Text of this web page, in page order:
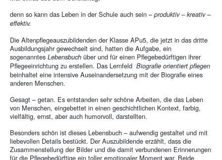
denn so kann das Leben in der Schule auch sein – produktiv – kreativ –
effektiv.
Die Altenpflegeauszubildenden der Klasse APu5, die jetzt in das dritte
Ausbildungsjahr gewechselt sind, hatten die Aufgabe, ein
sogenanntes Lebensbuch über und für einen Pflegebedürftigen ihrer
Pflegeeinrichtung zu erstellen. Das Lernfeld Biografie orientiert pflegen
beinhaltet eine intensive Auseinandersetzung mit der Biografie eines
anderen Menschen.
Gesagt – getan. Es entstanden sehr schöne Arbeiten, die das Leben
von Menschen, eingebettet in einen geschichtlichen Kontext, farbig,
vielfältig, ernst, aber auch humorvoll, darstellten.
Besonders schön ist dieses Lebensbuch – aufwendig gestaltet und mit
liebevollen Details bestückt. Der Auszubildende erzählt, dass die
Zusammenstellung der Bilder und die damit verbundenen Erinnerungen
für die Pflegebedürftige ein toller emotionaler Moment war. Beide